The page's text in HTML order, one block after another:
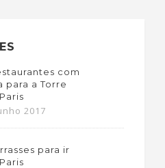
com
para a Torre
2017
para ir